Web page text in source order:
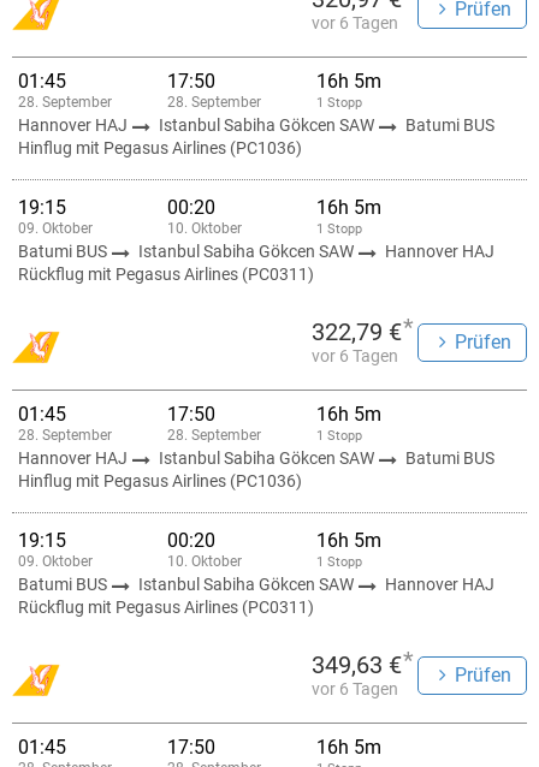
vor 6 Tagen
Prüfen
01:45
28. September
17:50
28. September
16h 5m
1 Stopp
Hannover HAJ Istanbul Sabiha Gökcen SAW
Batumi BUS
Hinflug mit Pegasus Airlines (PC1036)
19:15
09. Oktober
00:20
10. Oktober
16h 5m
1 Stopp
Batumi BUS Istanbul Sabiha Gökcen SAW
Hannover HAJ
Rückflug mit Pegasus Airlines (PC0311)
322,79 €*
vor 6 Tagen
Prüfen
01:45
28. September
17:50
28. September
16h 5m
1 Stopp
Hannover HAJ Istanbul Sabiha Gökcen SAW
Batumi BUS
Hinflug mit Pegasus Airlines (PC1036)
19:15
09. Oktober
00:20
10. Oktober
16h 5m
1 Stopp
Batumi BUS Istanbul Sabiha Gökcen SAW
Hannover HAJ
Rückflug mit Pegasus Airlines (PC0311)
349,63 €*
vor 6 Tagen
Prüfen
01:45 17:50 16h 5m